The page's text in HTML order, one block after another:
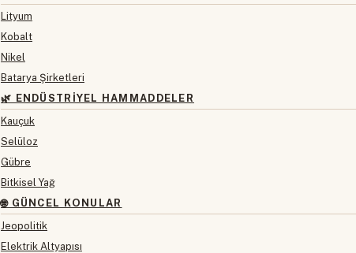
Lityum
Kobalt
Nikel
Batarya Şirketleri
🌿 ENDÜSTRIYEL HAMMADDELER
Kauçuk
Selüloz
Gübre
Bitkisel Yağ
🌐 GÜNCEL KONULAR
Jeopolitik
Elektrik Altyapısı